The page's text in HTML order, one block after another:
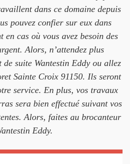
dans ce domaine depuis
pouvez confier sur eux dans
en cas où vous avez besoin des
Alors, n’attendez plus
de suite Wantestin Eddy ou allez
Sainte Croix 91150. Ils seront
service. En plus, vos travaux
sera bien effectué suivant vos
Alors, faites au brocanteur
Eddy.